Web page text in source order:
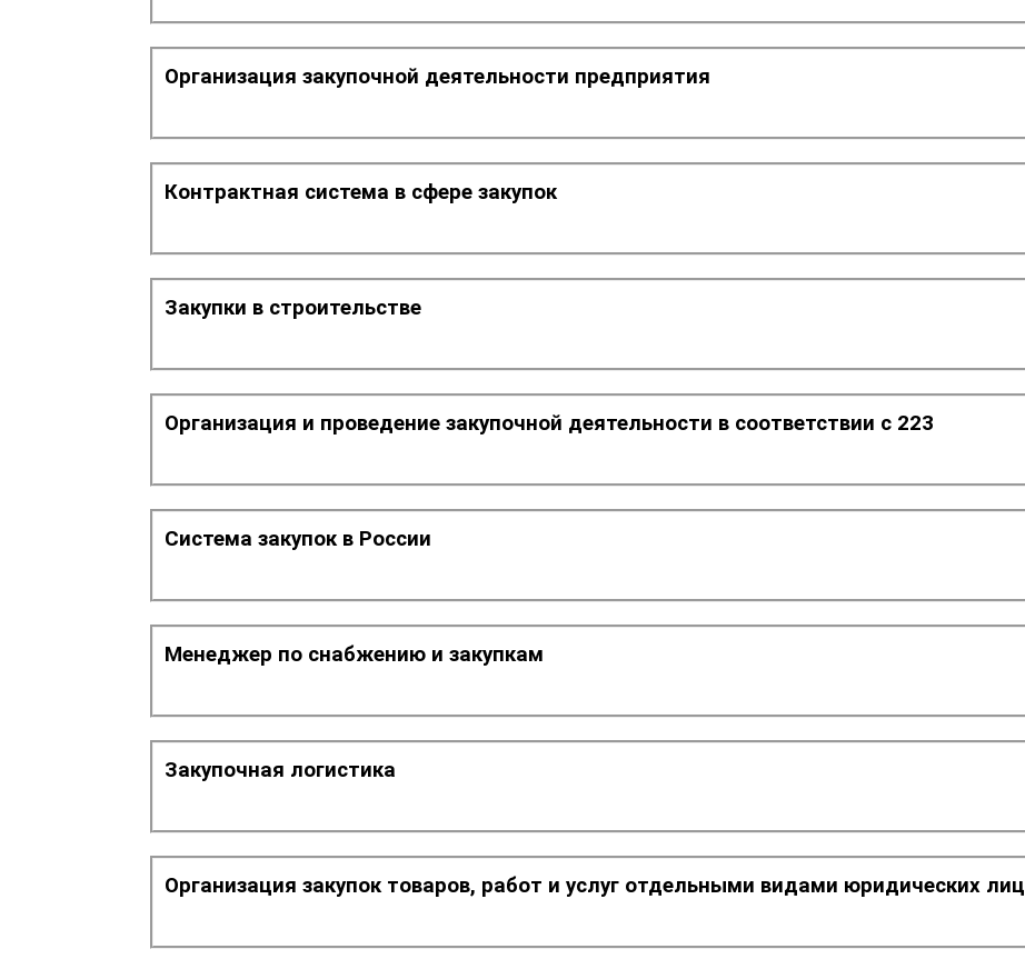
Организация закупочной деятельности предприятия
Контрактная система в сфере закупок
Закупки в строительстве
Организация и проведение закупочной деятельности в соответствии с 223
Система закупок в России
Менеджер по снабжению и закупкам
Закупочная логистика
Организация закупок товаров, работ и услуг отдельными видами юридических лиц